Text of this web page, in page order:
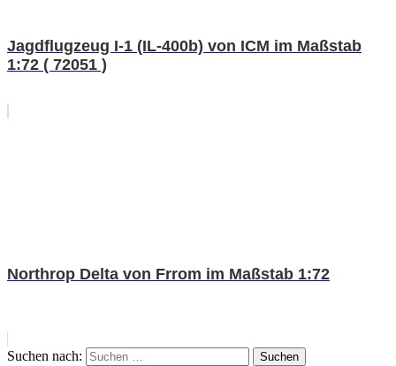
Jagdflugzeug I-1 (IL-400b) von ICM im Maßstab
1:72 ( 72051 )
Northrop Delta von Frrom im Maßstab 1:72
Suchen nach: Suchen